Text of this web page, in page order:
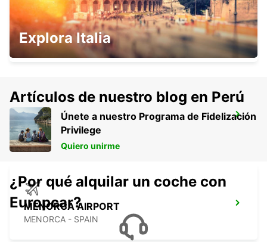
MENORCA CALA'N BOSCH
CIUDADELA - SPAIN
MENORCA PORT CIUTADELLA
CIUDADELA - SPAIN
MENORCA AIRPORT
MENORCA - SPAIN
Explora Italia
Artículos de nuestro blog en Perú
Únete a nuestro Programa de Fidelización
Privilege
Quiero unirme
¿Por qué alquilar un coche con
Europcar?